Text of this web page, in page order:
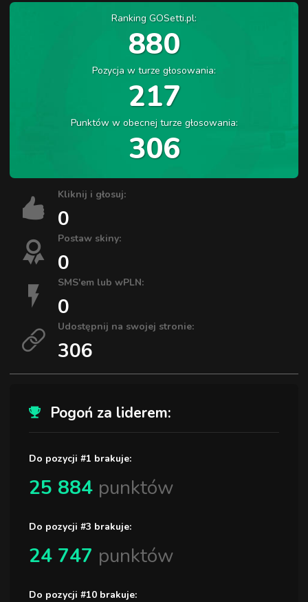
Ranking GOSetti.pl:
880
Pozycja w turze głosowania:
217
Punktów w obecnej turze głosowania:
306
Kliknij i głosuj:
0
Postaw skiny:
0
SMS'em lub wPLN:
0
Udostępnij na swojej stronie:
306
Pogoń za liderem:
Do pozycji #1 brakuje:
25 884 punktów
Do pozycji #3 brakuje:
24 747 punktów
Do pozycji #10 brakuje: